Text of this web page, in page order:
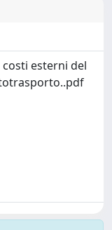
esterni del